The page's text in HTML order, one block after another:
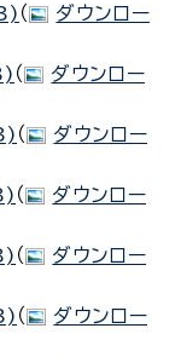
（
ダウンロー
（
ダウンロー
（
ダウンロー
（
ダウンロー
（
ダウンロー
（
ダウンロー